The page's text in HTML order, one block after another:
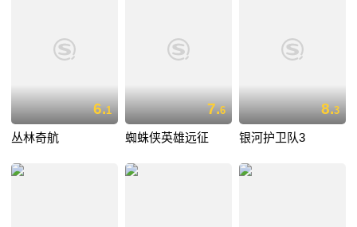
6.1
丛林奇航
7.6
蜘蛛侠英雄远征
8.3
银河护卫队3